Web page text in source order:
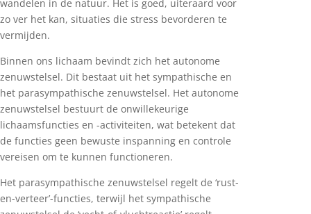
wandelen in de natuur. Het is goed, uiteraard voor
zo ver het kan, situaties die stress bevorderen te
vermijden.
Binnen ons lichaam bevindt zich het autonome
zenuwstelsel. Dit bestaat uit het sympathische en
het parasympathische zenuwstelsel. Het autonome
zenuwstelsel bestuurt de onwillekeurige
lichaamsfuncties en -activiteiten, wat betekent dat
de functies geen bewuste inspanning en controle
vereisen om te kunnen functioneren.
Het parasympathische zenuwstelsel regelt de ‘rust-
en-verteer’-functies, terwijl het sympathische